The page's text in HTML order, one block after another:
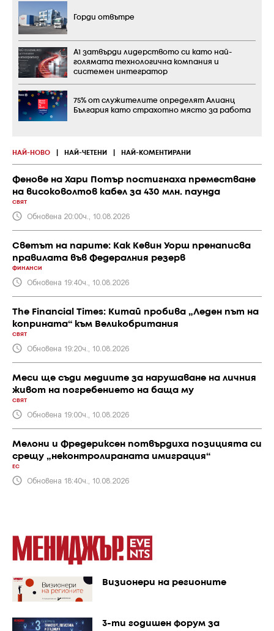
НАЙ-НОВО НАЙ-ЧЕТЕНИ НАЙ-КОМЕНТИРАНИ
Фенове на Хари Потър постигнаха преместване
на високоволтов кабел за 430 млн. паунда
СВЯТ
Обновена 20:00ч., 10.08.2026
Светът на парите: Как Кевин Уорш пренаписва
правилата във Федералния резерв
ФИНАНСИ
Обновена 19:40ч., 10.08.2026
The Financial Times: Китай пробива „Леден път на
коприната“ към Великобритания
СВЯТ
Обновена 19:20ч., 10.08.2026
Меси ще съди медиите за нарушаване на личния
живот на погребението на баща му
СВЯТ
Обновена 19:00ч., 10.08.2026
Мелони и Фредериксен потвърдиха позицията си
срещу „неконтролираната имиграция“
ЕС
Обновена 18:40ч., 10.08.2026
Горди отвътре
А1 затвърди лидерството си като най-
голямата технологична компания и
системен интегратор
75% от служителите определят Алианц
България като страхотно място за работа
Визионери на регионите
3-ти годишен форум за